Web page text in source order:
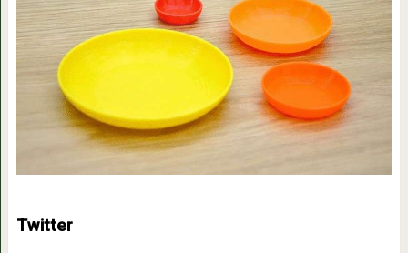
Twitter